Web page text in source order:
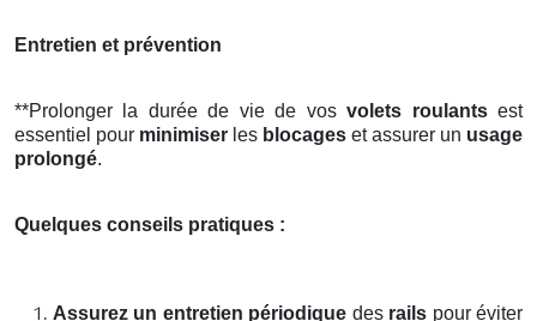
Entretien et prévention
**Prolonger la durée de vie de vosvolets roulantsest
essentiel pour minimiser les blocages et assurer un usage
prolongé.
Quelques conseils pratiques :
Assurez un entretien périodique des rails pour éviter